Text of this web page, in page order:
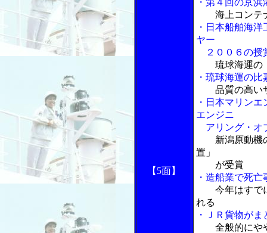
【5面】
・第４回の京
海上コンテ
・日本船舶海
ヤー
２００６の授
琉球海運の
・琉球海運の
品質の高い
・日本マリン
エンジニ
アリング・オ
新潟原動機
置」
が受賞
・造船業で死亡
今年はすで
れる
・ＪＲ貨物が
全般的にや